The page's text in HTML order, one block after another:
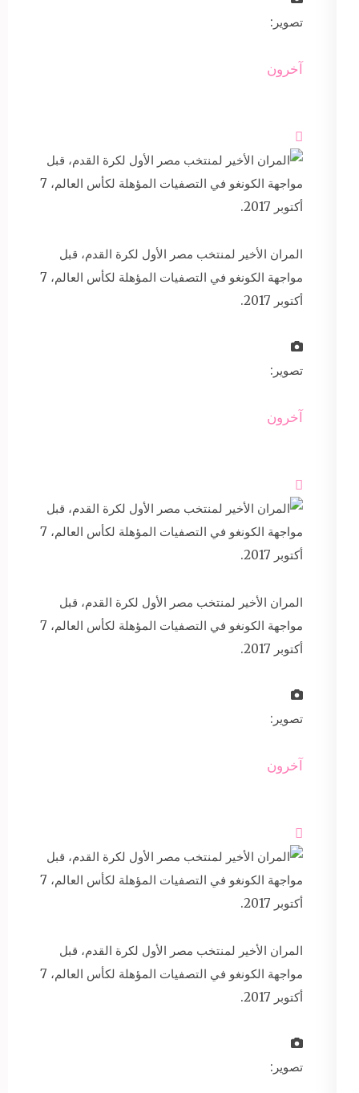
تصوير:
آخرون

المران الأخير لمنتخب مصر الأول لكرة القدم، قبل
مواجهة الكونغو في التصفيات المؤهلة لكأس العالم، 7
أكتوبر 2017.
تصوير:
آخرون

المران الأخير لمنتخب مصر الأول لكرة القدم، قبل
مواجهة الكونغو في التصفيات المؤهلة لكأس العالم، 7
أكتوبر 2017.
تصوير:
آخرون

المران الأخير لمنتخب مصر الأول لكرة القدم، قبل
مواجهة الكونغو في التصفيات المؤهلة لكأس العالم، 7
أكتوبر 2017.
تصوير: